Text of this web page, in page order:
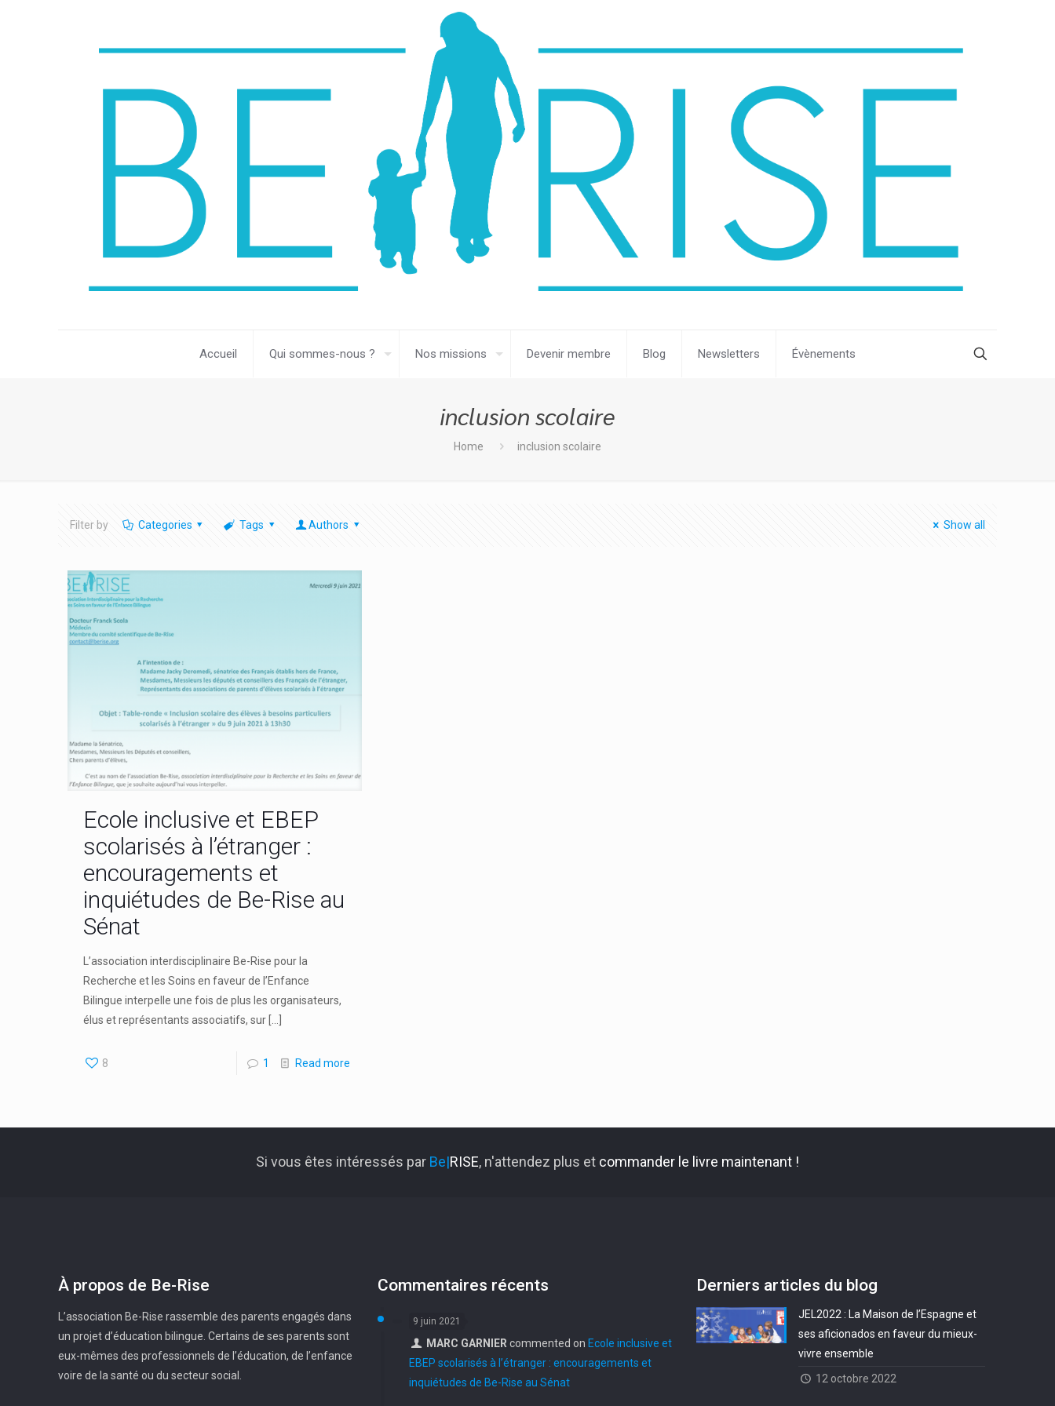
Accueil Qui sommes-nous ? Nos missions Devenir membre Blog Newsletters Évènements
inclusion scolaire
Home inclusion scolaire
Filter by Categories Tags Authors Show all
Ecole inclusive et EBEP
scolarisés à l’étranger :
encouragements et
inquiétudes de Be-Rise au
Sénat
L’association interdisciplinaire Be-Rise pour la
Recherche et les Soins en faveur de l’Enfance
Bilingue interpelle une fois de plus les organisateurs,
élus et représentants associatifs, sur[…]
8 1 Read more
Si vous êtes intéressés par Be|RISE, n'attendez plus et commander le livre maintenant !
À propos de Be-Rise
L’association Be-Rise rassemble des parents engagés dans
un projet d’éducation bilingue. Certains de ses parents sont
eux-mêmes des professionnels de l’éducation, de l’enfance
voire de la santé ou du secteur social.
Commentaires récents
9 juin 2021
MARC GARNIER commented on Ecole inclusive et
EBEP scolarisés à l’étranger : encouragements et
inquiétudes de Be-Rise au Sénat
Derniers articles du blog
JEL2022 : La Maison de l’Espagne et
ses aficionados en faveur du mieux-
vivre ensemble
12 octobre 2022